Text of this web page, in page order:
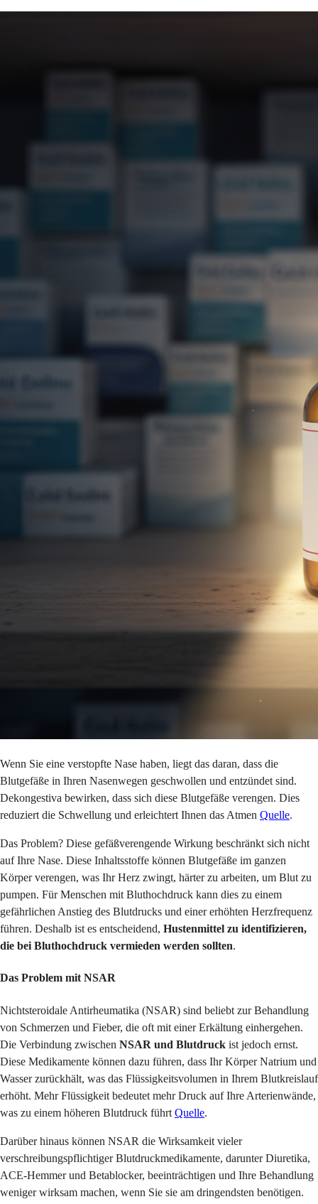
Wenn Sie eine verstopfte Nase haben, liegt das daran, dass die
Blutgefäße in Ihren Nasenwegen geschwollen und entzündet sind.
Dekongestiva bewirken, dass sich diese Blutgefäße verengen. Dies
reduziert die Schwellung und erleichtert Ihnen das Atmen Quelle.
Das Problem? Diese gefäßverengende Wirkung beschränkt sich nicht
auf Ihre Nase. Diese Inhaltsstoffe können Blutgefäße im ganzen
Körper verengen, was Ihr Herz zwingt, härter zu arbeiten, um Blut zu
pumpen. Für Menschen mit Bluthochdruck kann dies zu einem
gefährlichen Anstieg des Blutdrucks und einer erhöhten Herzfrequenz
führen. Deshalb ist es entscheidend, Hustenmittel zu identifizieren,
die bei Bluthochdruck vermieden werden sollten.
Das Problem mit NSAR
Nichtsteroidale Antirheumatika (NSAR) sind beliebt zur Behandlung
von Schmerzen und Fieber, die oft mit einer Erkältung einhergehen.
Die Verbindung zwischen NSAR und Blutdruck ist jedoch ernst.
Diese Medikamente können dazu führen, dass Ihr Körper Natrium und
Wasser zurückhält, was das Flüssigkeitsvolumen in Ihrem Blutkreislauf
erhöht. Mehr Flüssigkeit bedeutet mehr Druck auf Ihre Arterienwände,
was zu einem höheren Blutdruck führt Quelle.
Darüber hinaus können NSAR die Wirksamkeit vieler
verschreibungspflichtiger Blutdruckmedikamente, darunter Diuretika,
ACE-Hemmer und Betablocker, beeinträchtigen und Ihre Behandlung
weniger wirksam machen, wenn Sie sie am dringendsten benötigen.